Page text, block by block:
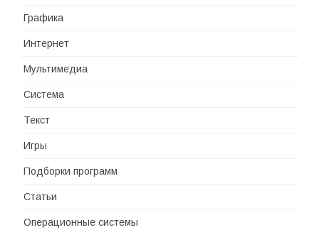
Графика
Интернет
Мультимедиа
Система
Текст
Игры
Подборки программ
Статьи
Операционные системы